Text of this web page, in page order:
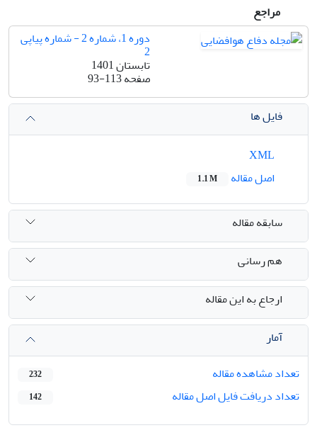
مراجع
دوره 1، شماره 2 - شماره پیاپی
2
تابستان 1401
صفحه93-113
فایل ها
اصل مقاله
1.1 M
سابقه مقاله
هم رسانی
ارجاع به این مقاله
آمار
تعداد مشاهده مقاله
232
تعداد دریافت فایل اصل مقاله 142